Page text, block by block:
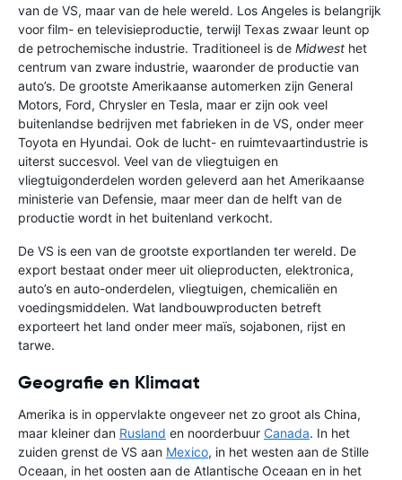
van de VS, maar van de hele wereld. Los Angeles is belangrijk
voor film- en televisieproductie, terwijl Texas zwaar leunt op
de petrochemische industrie. Traditioneel is de Midwest het
centrum van zware industrie, waaronder de productie van
auto’s. De grootste Amerikaanse automerken zijn General
Motors, Ford, Chrysler en Tesla, maar er zijn ook veel
buitenlandse bedrijven met fabrieken in de VS, onder meer
Toyota en Hyundai. Ook de lucht- en ruimtevaartindustrie is
uiterst succesvol. Veel van de vliegtuigen en
vliegtuigonderdelen worden geleverd aan het Amerikaanse
ministerie van Defensie, maar meer dan de helft van de
productie wordt in het buitenland verkocht.
De VS is een van de grootste exportlanden ter wereld. De
export bestaat onder meer uit olieproducten, elektronica,
auto’s en auto-onderdelen, vliegtuigen, chemicaliën en
voedingsmiddelen. Wat landbouwproducten betreft
exporteert het land onder meer maïs, sojabonen, rijst en
tarwe.
Geografie en Klimaat
Amerika is in oppervlakte ongeveer net zo groot als China,
maar kleiner dan Rusland en noorderbuur Canada. In het
zuiden grenst de VS aan Mexico, in het westen aan de Stille
Oceaan, in het oosten aan de Atlantische Oceaan en in het